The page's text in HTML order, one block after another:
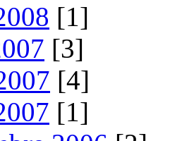
[1]
[3]
[4]
[1]